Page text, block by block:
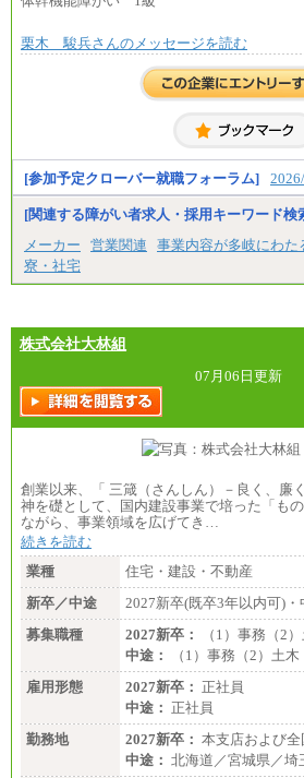
栗木 駿兵さんのメッセージを読む
[参加予定クローバー就職フォーラム]
[関連する障がい者求人・採用キーワード検
メーカー
営業関連 事業内容が多岐にわた
寮・社宅
株式会社大林組
07月06日更新
創業以来、「 三箴（さんしん）－良く、廉
神を礎として、国内建設事業で培った「も
ながら、事業領域を広げてき…
続きを読む
業種
住宅・建設・不動産
新卒／中途
2027新卒(既卒3年以内可)・
募集職種
2027新卒：
（1）事務（2
中途：
（1）事務（2）土
雇用形態
2027新卒： 正社員
中途： 正社員
勤務地
2027新卒： 本支店および
中途： 北海道／宮城県／